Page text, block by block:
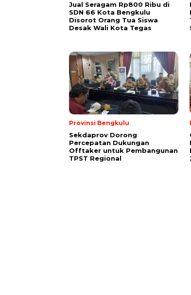
Jual Seragam Rp800 Ribu di
SDN 66 Kota Bengkulu
Disorot Orang Tua Siswa
Desak Wali Kota Tegas
Provinsi Bengkulu
Sekdaprov Dorong
Percepatan Dukungan
Offtaker untuk Pembangunan
TPST Regional